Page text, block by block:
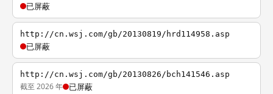
已屏蔽
http://cn.wsj.com/gb/20130819/hrd114958.asp
已屏蔽
http://cn.wsj.com/gb/20130826/bch141546.asp
截至 2026 年 已屏蔽